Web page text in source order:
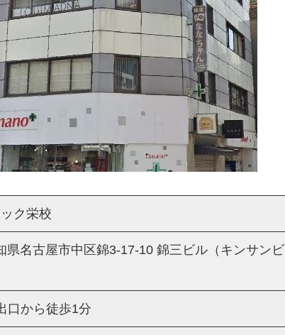
ク栄校
県名古屋市中区錦3-17-10 錦三ビル（キンサンビ
口から徒歩1分